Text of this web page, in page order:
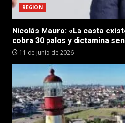
REGION
Nicolás Mauro: «La casta
cobra 30 palos y dictamina
11 de junio de 2026